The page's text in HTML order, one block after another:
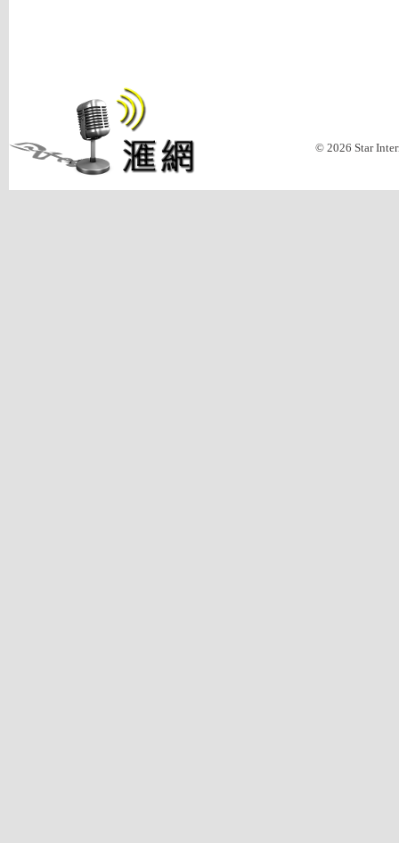
© 2026 Star